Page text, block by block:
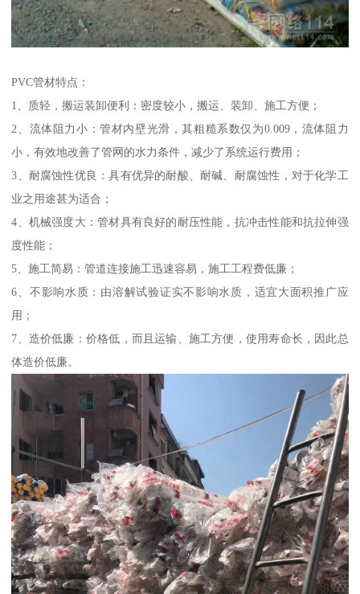
PVC管材特点：
1、质轻，搬运装卸便利：密度较小，搬运、装卸、施工方便；
2、流体阻力小：管材内壁光滑，其粗糙系数仅为0.009，流体阻力
小，有效地改善了管网的水力条件，减少了系统运行费用；
3、耐腐蚀性优良：具有优异的耐酸、耐碱、耐腐蚀性，对于化学工
业之用途甚为适合；
4、机械强度大：管材具有良好的耐压性能，抗冲击性能和抗拉伸强
度性能；
5、施工简易：管道连接施工迅速容易，施工工程费低廉；
6、不影响水质：由溶解试验证实不影响水质，适宜大面积推广应
用；
7、造价低廉：价格低，而且运输、施工方便，使用寿命长，因此总
体造价低廉。